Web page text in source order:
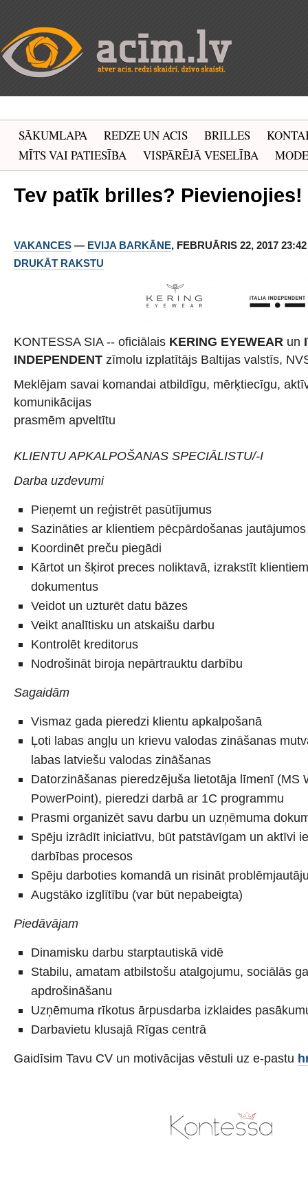
SĀKUMLAPA REDZE UN ACIS BRILLES
MĪTS VAI PATIESĪBA
VISPĀRĒJĀ VESELĪBA MODE
Tev patīk brilles? Pievienojies!
VAKANCES — EVIJA BARKĀNE, FEBRUĀRIS 22, 2017
DRUKĀT RAKSTU
KONTESSA SIA -- oficiālais KERING EYEWEAR un
INDEPENDENT zīmolu izplatītājs Baltijas valstīs,
Meklējam savai komandai atbildīgu, mērķtiecīgu,
komunikācijas
prasmēm apveltītu
KLIENTU APKALPOŠANAS SPECIĀLISTU/-I
Darba uzdevumi
Pieņemt un reģistrēt pasūtījumus
Sazināties ar klientiem pēcpārdošanas jautājumos
Koordinēt preču piegādi
Kārtot un šķirot preces noliktavā, izrakstīt
dokumentus
Veidot un uzturēt datu bāzes
Veikt analītisku un atskaišu darbu
Kontrolēt kreditorus
Nodrošināt biroja nepārtrauktu darbību
Sagaidām
Vismaz gada pieredzi klientu apkalpošanā
Ļoti labas angļu un krievu valodas zināšanas
labas latviešu valodas zināšanas
Datorzināšanas pieredzējuša lietotāja līmenī (MS
PowerPoint), pieredzi darbā ar 1C programmu
Prasmi organizēt savu darbu un uzņēmuma
Spēju izrādīt iniciatīvu, būt patstāvīgam un aktīvi
darbības procesos
Spēju darboties komandā un risināt
Augstāko izglītību (var būt nepabeigta)
Piedāvājam
Dinamisku darbu starptautiskā vidē
Stabilu, amatam atbilstošu atalgojumu, sociālās
apdrošināšanu
Uzņēmuma rīkotus ārpusdarba izklaides
Darbavietu klusajā Rīgas centrā
Gaidīsim Tavu CV un motivācijas vēstuli uz e-pastu